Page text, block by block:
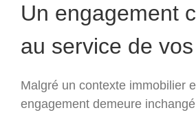
Un engagement
au service de
Malgré un contexte immobilier
engagement demeure